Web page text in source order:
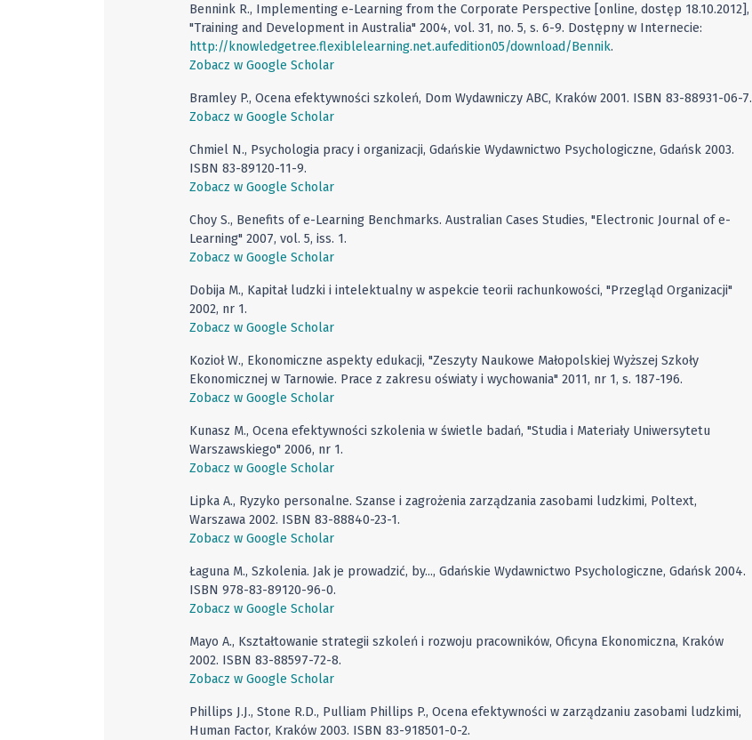
Bennink R., Implementing e-Learning from the Corporate Perspective [online, dostęp 18.10.2012],
"Training and Development in Australia" 2004, vol. 31, no. 5, s. 6-9. Dostępny w Internecie:
http://knowledgetree.flexiblelearning.net.aufedition05/download/Bennik.
Zobacz w Google Scholar
Bramley P., Ocena efektywności szkoleń, Dom Wydawniczy ABC, Kraków 2001. ISBN 83-88931-06-7.
Zobacz w Google Scholar
Chmiel N., Psychologia pracy i organizacji, Gdańskie Wydawnictwo Psychologiczne, Gdańsk 2003.
ISBN 83-89120-11-9.
Zobacz w Google Scholar
Choy S., Benefits of e-Learning Benchmarks. Australian Cases Studies, "Electronic Journal of e-
Learning" 2007, vol. 5, iss. 1.
Zobacz w Google Scholar
Dobija M., Kapitał ludzki i intelektualny w aspekcie teorii rachunkowości, "Przegląd Organizacji"
2002, nr 1.
Zobacz w Google Scholar
Kozioł W., Ekonomiczne aspekty edukacji, "Zeszyty Naukowe Małopolskiej Wyższej Szkoły
Ekonomicznej w Tarnowie. Prace z zakresu oświaty i wychowania" 2011, nr 1, s. 187-196.
Zobacz w Google Scholar
Kunasz M., Ocena efektywności szkolenia w świetle badań, "Studia i Materiały Uniwersytetu
Warszawskiego" 2006, nr 1.
Zobacz w Google Scholar
Lipka A., Ryzyko personalne. Szanse i zagrożenia zarządzania zasobami ludzkimi, Poltext,
Warszawa 2002. ISBN 83-88840-23-1.
Zobacz w Google Scholar
Łaguna M., Szkolenia. Jak je prowadzić, by..., Gdańskie Wydawnictwo Psychologiczne, Gdańsk 2004.
ISBN 978-83-89120-96-0.
Zobacz w Google Scholar
Mayo A., Kształtowanie strategii szkoleń i rozwoju pracowników, Oficyna Ekonomiczna, Kraków
2002. ISBN 83-88597-72-8.
Zobacz w Google Scholar
Phillips J.J., Stone R.D., Pulliam Phillips P., Ocena efektywności w zarządzaniu zasobami ludzkimi,
Human Factor, Kraków 2003. ISBN 83-918501-0-2.